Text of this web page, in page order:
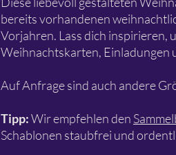
bereits vorhandenen
Vorjahren. Lass dich inspirieren,
Weihnachtskarten, Einladungen
Auf Anfrage sind auch andere
Tipp:Wir empfehlen den
Schablonen staubfrei und